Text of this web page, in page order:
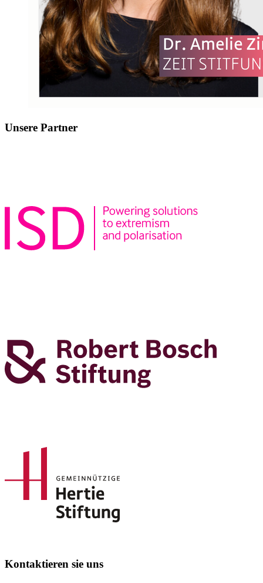
Unsere Partner
Kontaktieren sie uns